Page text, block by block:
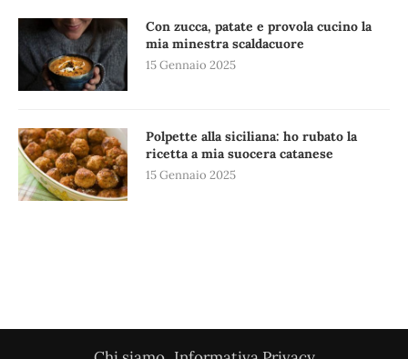
Con zucca, patate e provola cucino la
mia minestra scaldacuore
15 Gennaio 2025
Polpette alla siciliana: ho rubato la
ricetta a mia suocera catanese
15 Gennaio 2025